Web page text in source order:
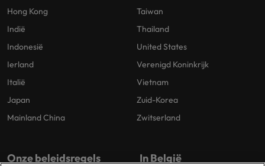
Hong Kong
Indië
Indonesië
Ierland
Italië
Japan
Mainland China
Taiwan
Thailand
United States
Verenigd Koninkrijk
Vietnam
Zuid-Korea
Zwitserland
Onze beleidsregels In België